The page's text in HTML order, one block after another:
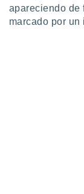
en
apareciendo de
marcado por un